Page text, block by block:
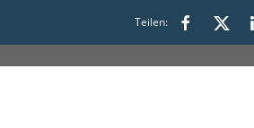
Teilen: